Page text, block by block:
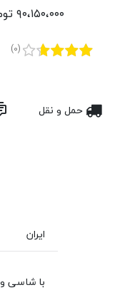
۹۰،۱۵۰،۰۰۰ تومان
(0)
حمل و نقل
ایران
با شاسی